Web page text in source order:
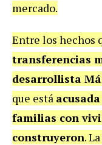
mercado.
Entre los hechos
transferencias
desarrollista
que está
familias con
construyeron.